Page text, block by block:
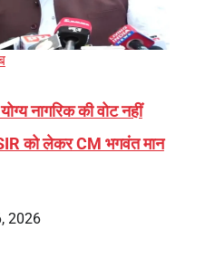
नागरिक की वोट नहीं
को लेकर CM भगवंत मान
2026